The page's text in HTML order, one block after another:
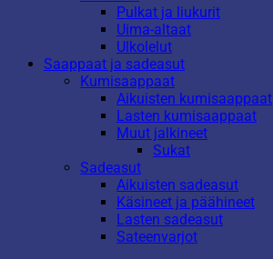
Pulkat ja liukurit
Uima-altaat
Ulkolelut
Saappaat ja sadeasut
Kumisaappaat
Aikuisten kumisaappaat
Lasten kumisaappaat
Muut jalkineet
Sukat
Sadeasut
Aikuisten sadeasut
Käsineet ja päähineet
Lasten sadeasut
Sateenvarjot